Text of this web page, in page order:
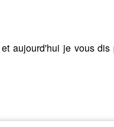
aujourd'hui je vous